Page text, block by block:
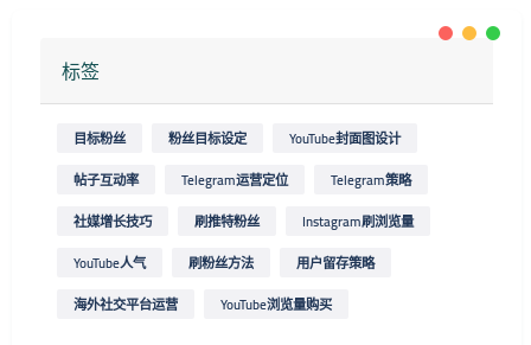
标签
目标粉丝 粉丝目标设定
YouTube封面图设计
帖子互动率
Telegram运营定位
Telegram策略
社媒增长技巧
刷推特粉丝
Instagram刷浏览量
YouTube人气
刷粉丝方法
用户留存策略
海外社交平台运营
YouTube浏览量购买